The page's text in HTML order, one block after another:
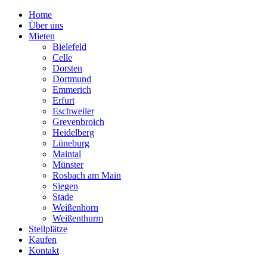
Home
Über uns
Mieten
Bielefeld
Celle
Dorsten
Dortmund
Emmerich
Erfurt
Eschweiler
Grevenbroich
Heidelberg
Lüneburg
Maintal
Münster
Rosbach am Main
Siegen
Stade
Weißenhorn
Weißenthurm
Stellplätze
Kaufen
Kontakt